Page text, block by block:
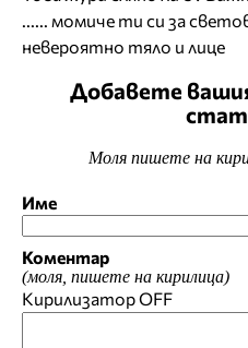
...... момиче ти си за
невероятно тяло и лице
Добавете
Моля пишете на
Име
Коментар
(моля, пишете на кирилица)
КирилизаторOFF